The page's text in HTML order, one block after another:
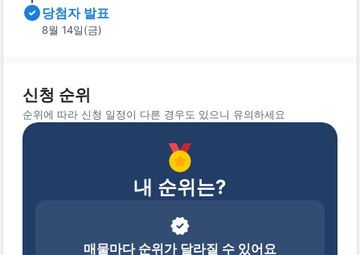
당첨자 발표
8월 14일(금)
신청 순위
순위에 따라 신청 일정이 다른 경우도 있으니 유의하세요
내 순위는?
매물마다 순위가 달라질 수 있어요